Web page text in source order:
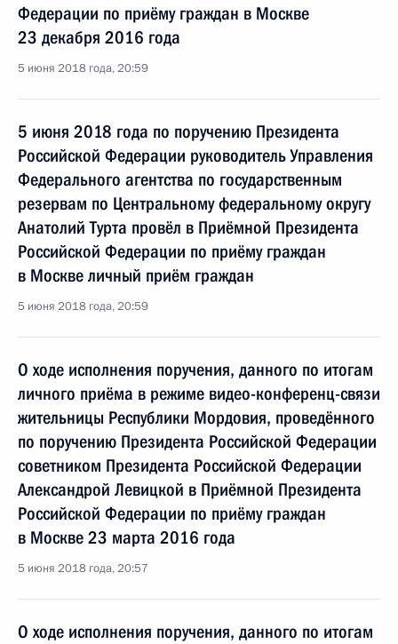
Федерации по приёму граждан в Москве
23 декабря 2016 года
5 июня 2018 года, 20:59
5 июня 2018 года по поручению Президента
Российской Федерации руководитель Управления
Федерального агентства по государственным
резервам по Центральному федеральному округу
Анатолий Турта провёл в Приёмной Президента
Российской Федерации по приёму граждан
в Москве личный приём граждан
5 июня 2018 года, 20:59
О ходе исполнения поручения, данного по итогам
личного приёма в режиме видео-конференц-связи
жительницы Республики Мордовия, проведённого
по поручению Президента Российской Федерации
советником Президента Российской Федерации
Александрой Левицкой в Приёмной Президента
Российской Федерации по приёму граждан
в Москве 23 марта 2016 года
5 июня 2018 года, 20:57
О ходе исполнения поручения, данного по итогам